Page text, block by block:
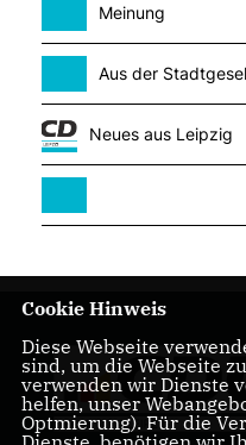
Meinung
Aus der
Neues aus Leipzig
Cookie Hinweis
Diese Webseite
sind, um die Webseite
verwenden wir Dienste
helfen, unser
Optmierung). Für die